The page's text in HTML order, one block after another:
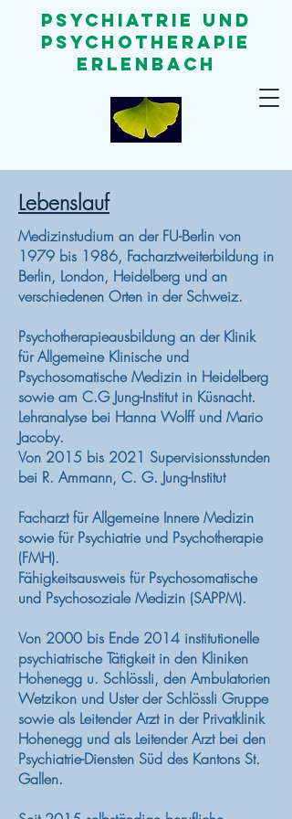
Psychiatrie und
Psychotherapie
Erlenbach
Lebenslauf
Medizinstudium an der FU-Berlin von
1979 bis 1986, Facharztweiterbildung in
Berlin, London, Heidelberg und an
verschiedenen Orten in der Schweiz.
Psychotherapieausbildung an der Klinik
für Allgemeine Klinische und
Psychosomatische Medizin in Heidelberg
sowie am C.G Jung-Institut in Küsnacht.
Lehranalyse bei Hanna Wolff und Mario
Jacoby.
Von 2015 bis 2021 Supervisionsstunden
bei R. Ammann, C. G. Jung-Institut
Facharzt für Allgemeine Innere Medizin
sowie für Psychiatrie und Psychotherapie
(FMH).
Fähigkeitsausweis für Psychosomatische
und Psychosoziale Medizin (SAPPM).
Von 2000 bis Ende 2014 institutionelle
psychiatrische Tätigkeit in den Kliniken
Hohenegg u. Schlössli, den Ambulatorien
Wetzikon und Uster der Schlössli Gruppe
sowie als Leitender Arzt in der Privatklinik
Hohenegg und als Leitender Arzt bei den
Psychiatrie-Diensten Süd des Kantons St.
Gallen.